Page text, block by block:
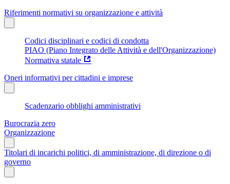
Riferimenti normativi su organizzazione e attività
Codici disciplinari e codici di condotta
PIAO (Piano Integrato delle Attività e dell'Organizzazione)
Normativa statale
Oneri informativi per cittadini e imprese
Scadenzario obblighi amministrativi
Burocrazia zero
Organizzazione
Titolari di incarichi politici, di amministrazione, di direzione o di
governo